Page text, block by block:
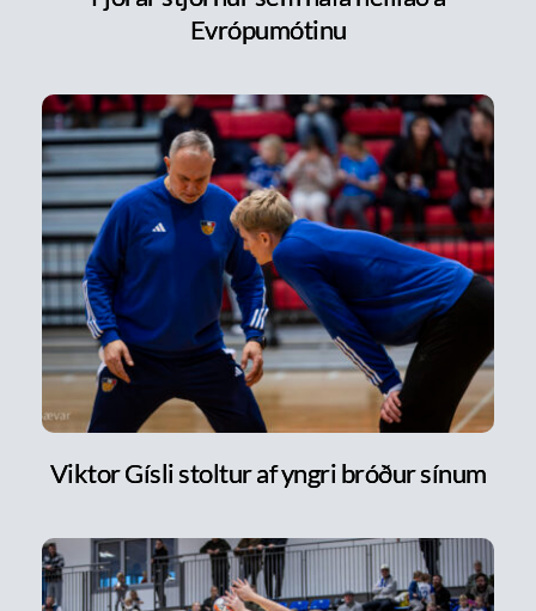
Evrópumótinu
Viktor Gísli stoltur af yngri bróður sínum